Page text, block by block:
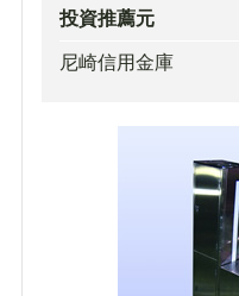
投資推薦元
尼崎信用金庫